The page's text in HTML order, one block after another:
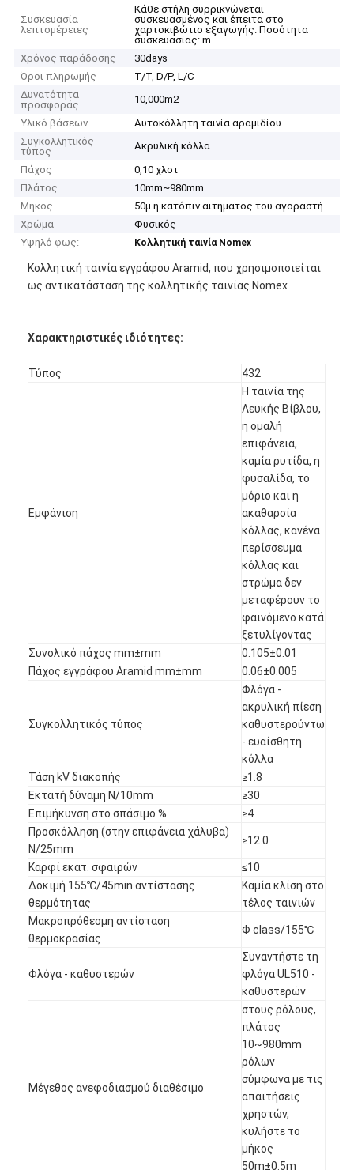
Συσκευασία
λεπτομέρειες
Κάθε στήλη συρρικνώνεται
συσκευασμένος και έπειτα στο
χαρτοκιβώτιο εξαγωγής. Ποσότητα
συσκευασίας: m
Χρόνος παράδοσης
30days
Όροι πληρωμής
T/T, D/P, L/C
Δυνατότητα
προσφοράς
10,000m2
Υλικό βάσεων
Αυτοκόλλητη ταινία αραμιδίου
Συγκολλητικός
τύπος
Ακρυλική κόλλα
Πάχος
0,10 χλστ
Πλάτος
10mm~980mm
Μήκος
50μ ή κατόπιν αιτήματος του αγοραστή
Χρώμα
Φυσικός
Υψηλό φως:
Κολλητική ταινία Nomex
Κολλητική ταινία εγγράφου Aramid, που χρησιμοποιείται
ως αντικατάσταση της κολλητικής ταινίας Nomex
Χαρακτηριστικές ιδιότητες:
Τύπος 432
Εμφάνιση
Η ταινία της
Λευκής Βίβλου,
η ομαλή
επιφάνεια,
καμία ρυτίδα, η
φυσαλίδα, το
μόριο και η
ακαθαρσία
κόλλας, κανένα
περίσσευμα
κόλλας και
στρώμα δεν
μεταφέρουν το
φαινόμενο κατά
ξετυλίγοντας
Συνολικό πάχος mm±mm
0.105±0.01
Πάχος εγγράφου Aramid mm±mm
0.06±0.005
Συγκολλητικός τύπος
Φλόγα -
ακρυλική πίεση
καθυστερούντω
- ευαίσθητη
κόλλα
Τάση kV διακοπής
≥1.8
Εκτατή δύναμη N/10mm
≥30
Επιμήκυνση στο σπάσιμο %
≥4
Προσκόλληση (στην επιφάνεια χάλυβα)
N/25mm
≥12.0
Καρφί εκατ. σφαιρών
≤10
Δοκιμή 155℃/45min αντίστασης
θερμότητας
Καμία κλίση στο
τέλος ταινιών
Μακροπρόθεσμη αντίσταση
θερμοκρασίας
Φ class/155℃
Φλόγα - καθυστερών
Συναντήστε τη
φλόγα UL510 -
καθυστερών
Μέγεθος ανεφοδιασμού διαθέσιμο
στους ρόλους,
πλάτος
10~980mm
ρόλων
σύμφωνα με τις
απαιτήσεις
χρηστών,
κυλήστε το
μήκος
50m±0.5m